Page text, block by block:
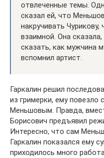
отвлеченные темы.
сказал ей, что
накручивать
взаимной. Она
сказать, как мужчина
вспомнил артист.
Гаркалин решил
из гримерки, ему повезло
Меньшовым. Правда,
Борисович предъявил
Интересно, что сам
Гаркалин показался ему
приходилось много